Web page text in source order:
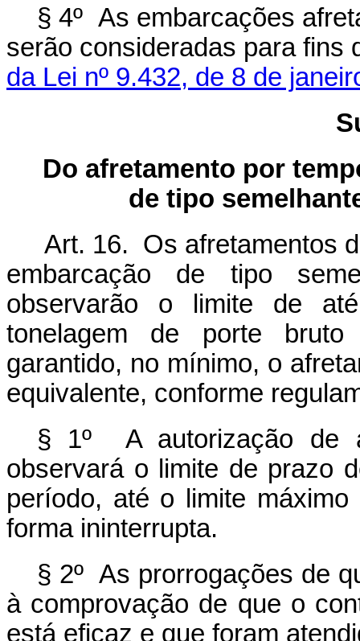
§ 4º As embarcações
serão consideradas para fins
da Lei nº 9.432, de 8 de
Do afretamento por
de tipo
Art. 16. Os afretamentos
embarcação de tipo
observarão o limite de
tonelagem de porte bruto
garantido, no mínimo, o
equivalente, conforme
§ 1º A autorização de
observará o limite de prazo
período, até o limite
forma ininterrupta.
§ 2º As prorrogações de
à comprovação de que o
está eficaz e que foram